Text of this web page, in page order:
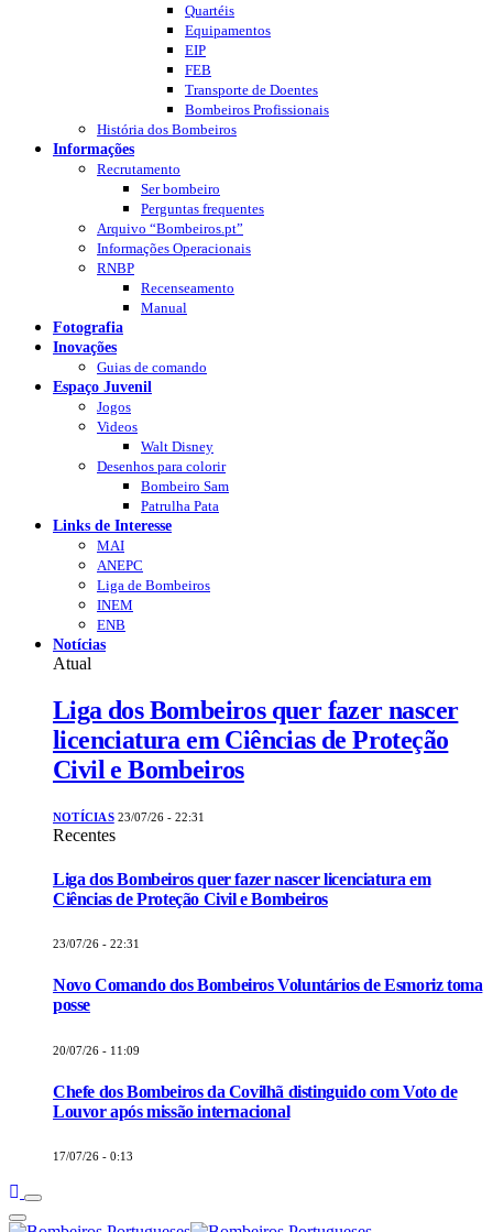
Quartéis
Equipamentos
EIP
FEB
Transporte de Doentes
Bombeiros Profissionais
História dos Bombeiros
Informações
Recrutamento
Ser bombeiro
Perguntas frequentes
Arquivo “Bombeiros.pt”
Informações Operacionais
RNBP
Recenseamento
Manual
Fotografia
Inovações
Guias de comando
Espaço Juvenil
Jogos
Videos
Walt Disney
Desenhos para colorir
Bombeiro Sam
Patrulha Pata
Links de Interesse
MAI
ANEPC
Liga de Bombeiros
INEM
ENB
Notícias
Atual
Liga dos Bombeiros quer fazer nascer
licenciatura em Ciências de Proteção
Civil e Bombeiros
NOTÍCIAS 23/07/26 - 22:31
Recentes
Liga dos Bombeiros quer fazer nascer licenciatura em
Ciências de Proteção Civil e Bombeiros
23/07/26 - 22:31
Novo Comando dos Bombeiros Voluntários de Esmoriz toma
posse
20/07/26 - 11:09
Chefe dos Bombeiros da Covilhã distinguido com Voto de
Louvor após missão internacional
17/07/26 - 0:13